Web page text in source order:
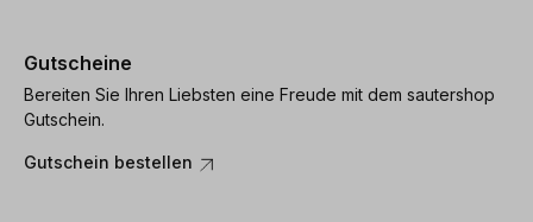
Gutscheine
Bereiten Sie Ihren Liebsten eine Freude mit dem sautershop
Gutschein.
Gutschein bestellen